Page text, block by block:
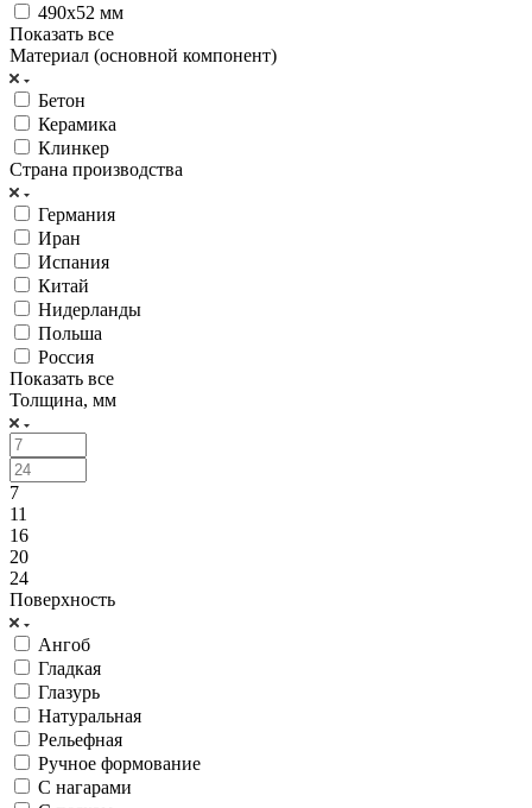
490х52 мм
Показать все
Материал (основной компонент)
Бетон
Керамика
Клинкер
Страна производства
Германия
Иран
Испания
Китай
Нидерланды
Польша
Россия
Показать все
Толщина, мм
7
11
16
20
24
Поверхность
Ангоб
Гладкая
Глазурь
Натуральная
Рельефная
Ручное формование
С нагарами